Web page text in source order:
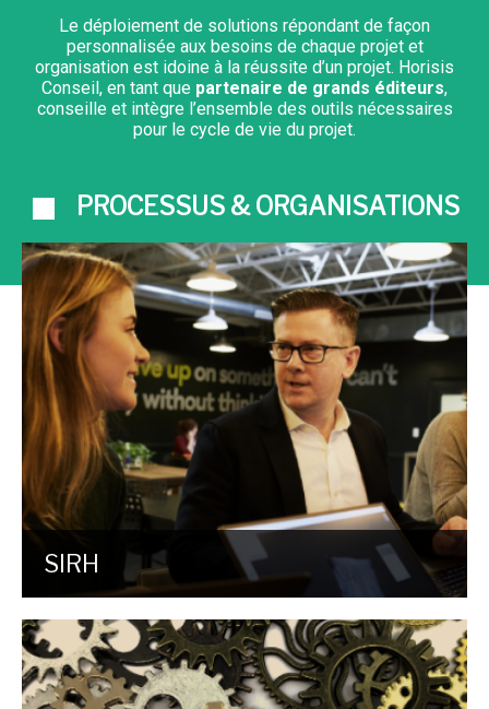
Le déploiement de solutions répondant de façon
personnalisée aux besoins de chaque projet et
organisation est idoine à la réussite d’un projet. Horisis
Conseil, en tant que partenaire de grands éditeurs,
conseille et intègre l’ensemble des outils nécessaires
pour le cycle de vie du projet.
PROCESSUS & ORGANISATIONS
SIRH